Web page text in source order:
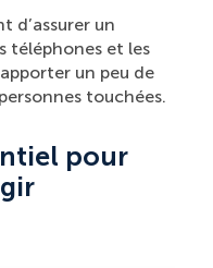
d’assurer un
téléphones et les
un peu de
touchées.
pour